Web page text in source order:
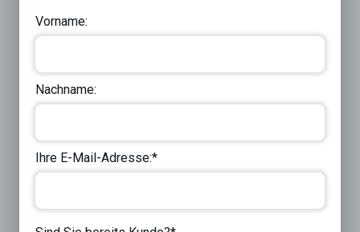
Vorname:
Nachname:
Ihre E-Mail-Adresse:*